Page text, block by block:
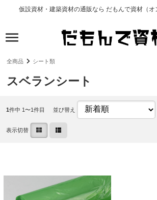
仮設資材・建築資材の通販なら だもんで資材（オ
全商品 シート類
スベランシート
1件中 1〜1件目 並び替え
表示切替